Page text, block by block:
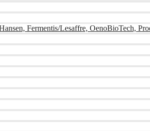
Fermentis/Lesaffre, OenoBioTech,